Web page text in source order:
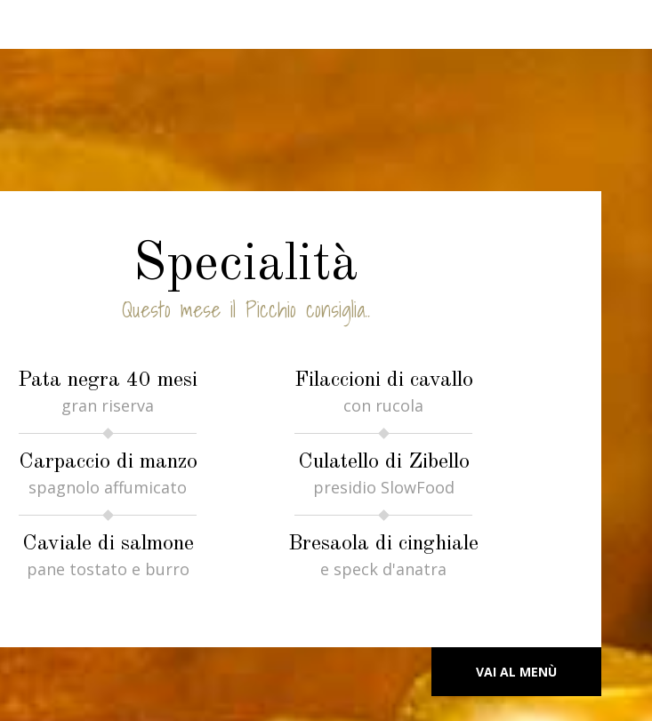
Specialità
Questo mese il Picchio consiglia..
Pata negra 40 mesi
gran riserva
Filaccioni di cavallo
con rucola
Carpaccio di manzo
spagnolo affumicato
Culatello di Zibello
presidio SlowFood
Caviale di salmone
pane tostato e burro
Bresaola di cinghiale
e speck d'anatra
VAI AL MENÙ